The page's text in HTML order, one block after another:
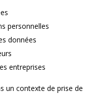
personnelles
données
entreprises
un contexte de prise de